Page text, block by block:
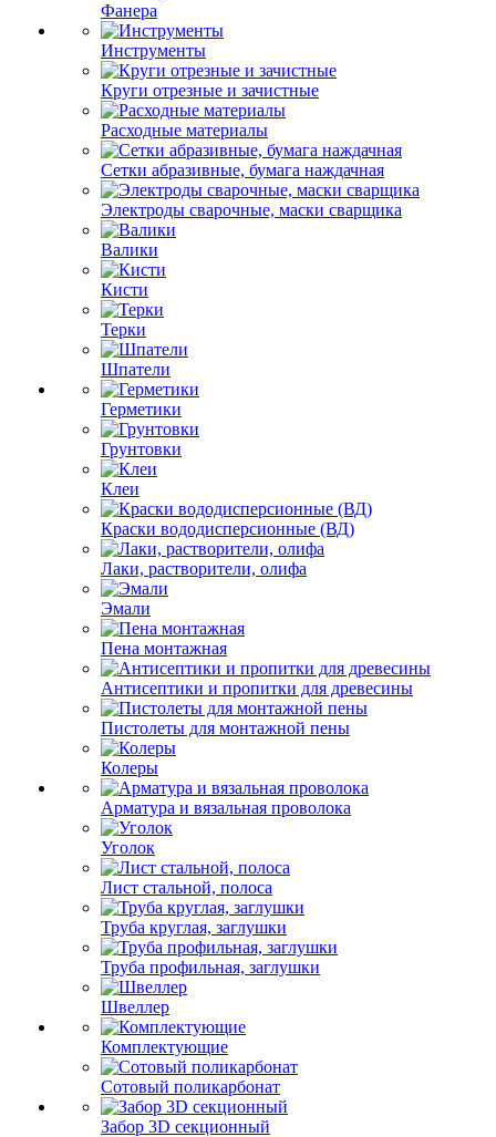
Фанера
Инструменты
Круги отрезные и зачистные
Расходные материалы
Сетки абразивные, бумага наждачная
Электроды сварочные, маски сварщика
Валики
Кисти
Терки
Шпатели
Герметики
Грунтовки
Клеи
Краски вододисперсионные (ВД)
Лаки, растворители, олифа
Эмали
Пена монтажная
Антисептики и пропитки для древесины
Пистолеты для монтажной пены
Колеры
Арматура и вязальная проволока
Уголок
Лист стальной, полоса
Труба круглая, заглушки
Труба профильная, заглушки
Швеллер
Комплектующие
Сотовый поликарбонат
Забор 3D секционный